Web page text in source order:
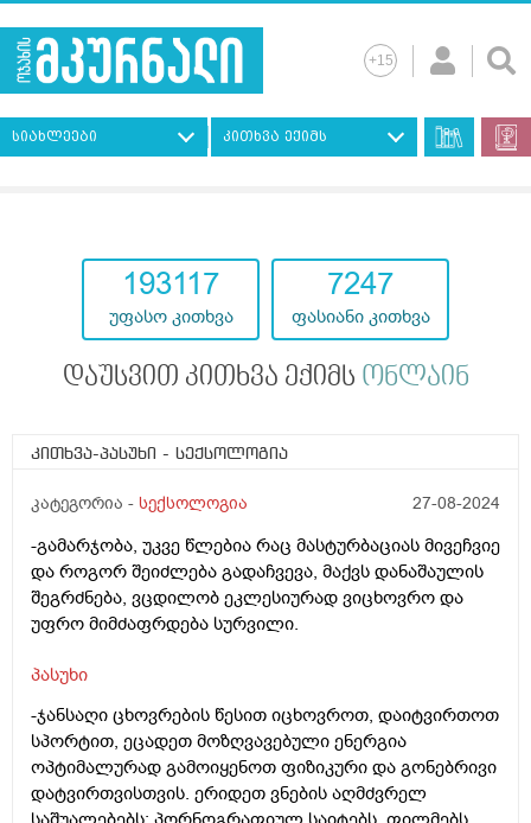
სიახლეები კითხვა ექიმს
193117
უფასო კითხვა
7247
ფასიანი კითხვა
დაუსვით კითხვა ექიმს ონლაინ
კითხვა-პასუხი - სექსოლოგია
კატეგორია - სექსოლოგია 27-08-2024
-გამარჯობა, უკვე წლებია რაც მასტურბაციას მივეჩვიე
და როგორ შეიძლება გადაჩვევა, მაქვს დანაშაულის
შეგრძნება, ვცდილობ ეკლესიურად ვიცხოვრო და
უფრო მიმძაფრდება სურვილი.
პასუხი
-ჯანსაღი ცხოვრების წესით იცხოვროთ, დაიტვირთოთ
სპორტით, ეცადეთ მოზღვავებული ენერგია
ოპტიმალურად გამოიყენოთ ფიზიკური და გონებრივი
დატვირთვისთვის. ერიდეთ ვნების აღმძვრელ